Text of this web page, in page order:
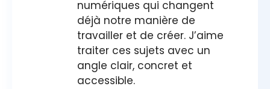
numériques qui changent
déjà notre manière de
travailler et de créer. J’aime
traiter ces sujets avec un
angle clair, concret et
accessible.